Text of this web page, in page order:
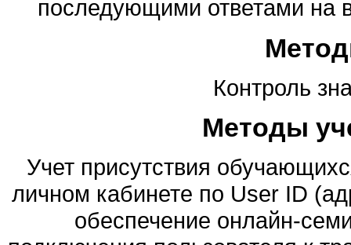
последующими ответами на
Контроль
Методы
Учет присутствия
личном кабинете по User ID
обеспечение онлайн-